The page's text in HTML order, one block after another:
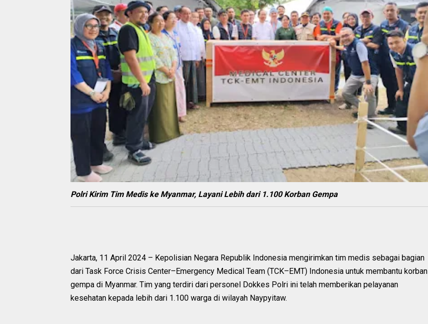
Polri Kirim Tim Medis ke Myanmar, Layani Lebih dari 1.100 Korban Gempa
Jakarta, 11 April 2024 – Kepolisian Negara Republik Indonesia mengirimkan tim medis sebagai bagian
dari Task Force Crisis Center–Emergency Medical Team (TCK–EMT) Indonesia untuk membantu korban
gempa di Myanmar. Tim yang terdiri dari personel Dokkes Polri ini telah memberikan pelayanan
kesehatan kepada lebih dari 1.100 warga di wilayah Naypyitaw.